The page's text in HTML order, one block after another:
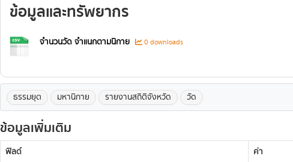
ข้อมูลและทรัพยากร
จำนวนวัด จำแนกตามนิกาย 0 downloads
ธรรมยุต มหานิกาย รายงานสถิติจังหวัด วัด
ข้อมูลเพิ่มเติม
ฟิลด์
ค่า